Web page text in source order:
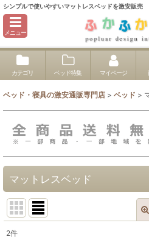
シンプルで使いやすいマットレスベッドを激安販売
メニュー
カテゴリ ベッド特集 マイページ
ベッド・寝具の激安通販専門店 > ベッド >
マットレスベッド
2件